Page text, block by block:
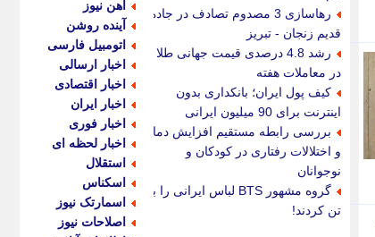
رهاسازی 3 مصدوم تصادف در جاده
قدیم زنجان - تبریز
رشد 4.8 درصدی قیمت جهانی طلا
در معاملات هفته
کیف پول ایران؛ بانکداری بدون
اینترنت برای 90 میلیون ایرانی
بررسی رابطه مستقیم افزایش دما
و اختلالات رفتاری در کودکان و
نوجوانان
گروه مشهور BTS لباس ایرانی را بر
تن کردند!
آهن نیوز
آینده روشن
اتومبیل فارسی
اخبار ارسالی
اخبار اقتصادی
اخبار ایران
اخبار فوری
اخبار لحظه ای
استقلال
اسکناس
اسمارتک نیوز
اصلاحات نیوز